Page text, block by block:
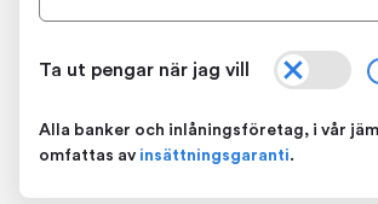
Ta ut pengar när jag vill
Alla banker och inlåningsföretag, i vår
omfattas av insättningsgaranti.